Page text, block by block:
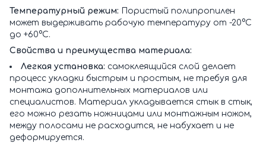
Температурный режим: Пористый полипропилен
может выдерживать рабочую температуру от -20°C
до +60°C.
Свойства и преимущества материала:
Легкая установка: самоклеящийся слой делает
процесс укладки быстрым и простым, не требуя для
монтажа дополнительных материалов или
специалистов. Материал укладывается стык в стык,
его можно резать ножницами или монтажным ножом,
между полосами не расходится, не набухает и не
деформируется.